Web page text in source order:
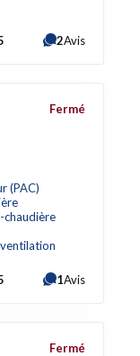
2Avis
(PAC)
chaudière
Fermé
1Avis
Fermé